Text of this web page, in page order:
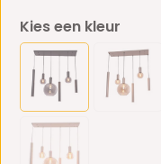
Kies een kleur